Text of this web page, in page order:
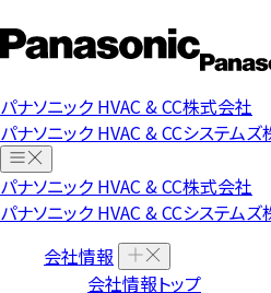
パナソニック HVAC & CC株式会社
パナソニック HVAC & CCシステム
パナソニック HVAC & CC株式会社
パナソニック HVAC & CCシステム
会社情報
会社情報トップ